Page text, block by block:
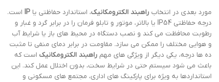
مورد بعدی در انتخاب راهبند الکترومکانیک، استاندارد حفاظتی یا IP است.
درجه حفاظتی IP54 یا بالاتر، موتور و تابلو فرمان را در برابر گرد و غبار و
رطوبت محافظت می کند و نصب دستگاه در محیط های باز یا شرایط آب
و هوایی مختلف را ممکن می سازد. مقاومت در برابر دمای منفی تا مثبت
ده ها درجه، یکی دیگر از ویژگی های مهم راهبند الکترومکانیک است که
باعث می شود سیستم حتی در شرایط سخت، بدون اختلال عمل کند. این
استانداردها به ویژه برای پارکینگ های اداری، مجتمع های مسکونی و